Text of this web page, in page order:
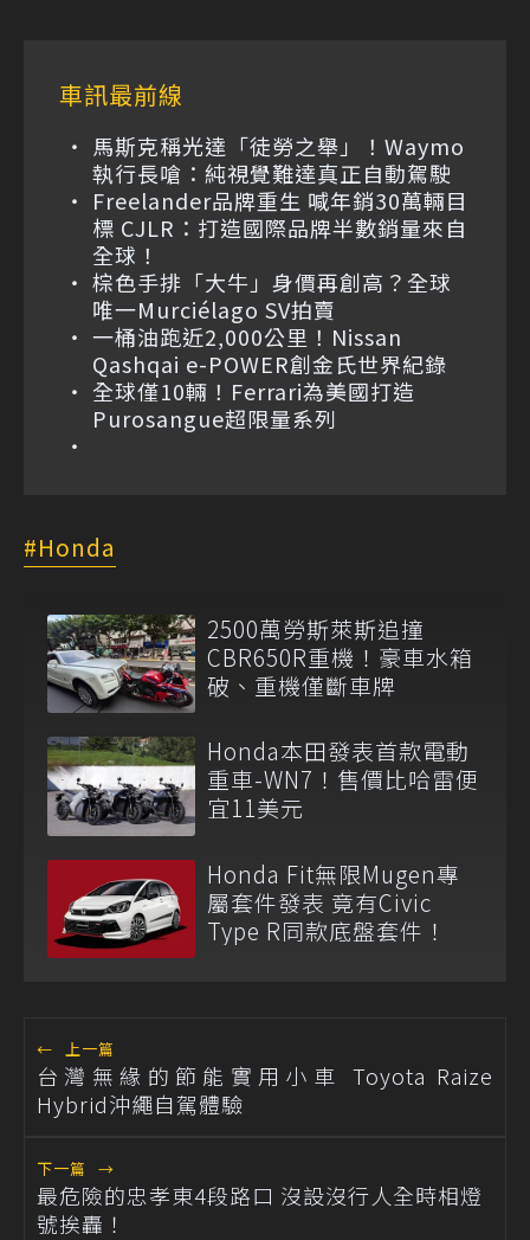
車訊最前線
馬斯克稱光達「徒勞之舉」！Waymo
執行長嗆：純視覺難達真正自動駕駛
Freelander品牌重生 喊年銷30萬輛目
標 CJLR：打造國際品牌半數銷量來自
全球！
棕色手排「大牛」身價再創高？全球
唯一Murciélago SV拍賣
一桶油跑近2,000公里！Nissan
Qashqai e-POWER創金氏世界紀錄
全球僅10輛！Ferrari為美國打造
Purosangue超限量系列
Honda
2500萬勞斯萊斯追撞
CBR650R重機！豪車水箱
破、重機僅斷車牌
Honda本田發表首款電動
重車-WN7！售價比哈雷便
宜11美元
Honda Fit無限Mugen專
屬套件發表 竟有Civic
Type R同款底盤套件！
← 上一篇
台灣無緣的節能實用小車 Toyota Raize
Hybrid沖繩自駕體驗
下一篇 →
最危險的忠孝東4段路口 沒設沒行人全時相燈
號挨轟！